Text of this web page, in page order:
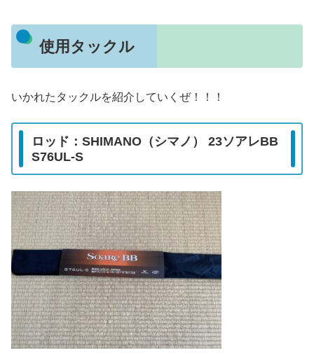
使用タックル
いかれたタックルを紹介していくぜ！！！
ロッド：SHIMANO（シマノ） 23ソアレBB
S76UL-S